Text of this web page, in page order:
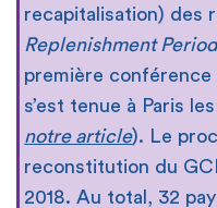
recapitalisation) des
Replenishment
première
s’est tenue à Paris
notre article). Le
reconstitution du
2018. Au total, 32